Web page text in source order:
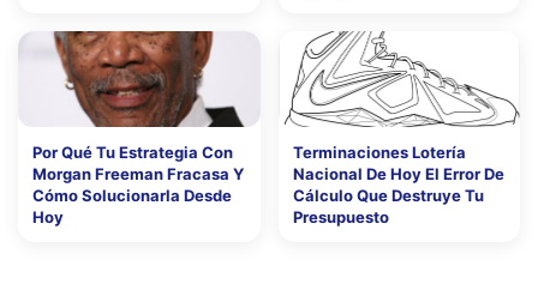
Por Qué Tu Estrategia Con
Morgan Freeman Fracasa Y
Cómo Solucionarla Desde
Hoy
Terminaciones Lotería
Nacional De Hoy El Error De
Cálculo Que Destruye Tu
Presupuesto